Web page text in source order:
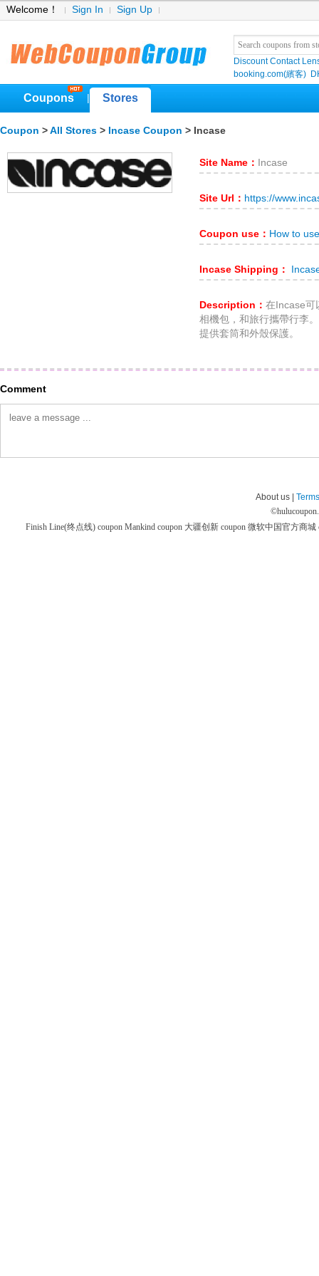
Welcome！ Sign In Sign Up
Discount Contact
booking.com(繽客)
Coupons Stores
Coupon > All Stores > Incase Coupon > Incase
Site Name： Incase
Site Url： https://
Coupon use： How to
Incase Shipping：
Description： 在Incase可
相機包，和旅行攜帶行李
提供套筒和外殼保護。
Comment
About us |
©
Finish Line(终点线) coupon Mankind coupon 大疆创新 coupon 微软中国官方商城